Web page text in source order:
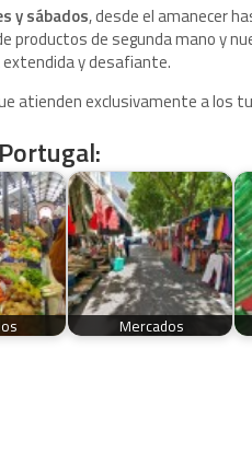
y sábados, desde el amanecer
productos de segunda mano y
y desafiante.
atienden exclusivamente a los
Mercados